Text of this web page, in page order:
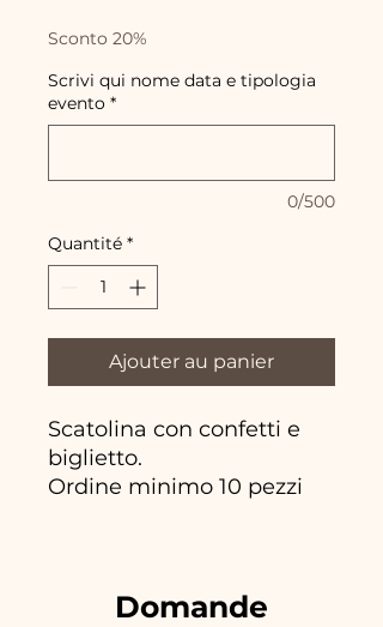
Sconto 20%
Scrivi qui nome data e tipologia
evento *
0/500
Quantité *
Ajouter au panier
Scatolina con confetti e
biglietto.
Ordine minimo 10 pezzi
Domande